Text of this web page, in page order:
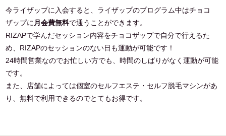
今ライザップに入会すると、ライザップのプログラム中はチョコ
ザップに月会費無料で通うことができます。
RIZAPで学んだセッション内容をチョコザップで自分で行えるた
め、RIZAPのセッションのない日も運動が可能です！
24時間営業なのでお忙しい方でも、時間のしばりがなく運動が可能
です。
また、店舗によっては個室のセルフエステ・セルフ脱毛マシンがあ
り、無料で利用できるのでとてもお得です。